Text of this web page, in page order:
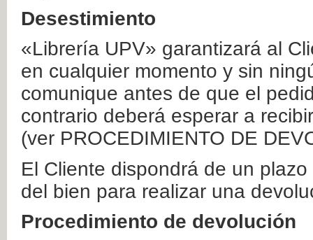
Desestimiento
«Librería UPV» garantizará al
en cualquier momento y sin
comunique antes de que el
contrario deberá esperar a
(ver PROCEDIMIENTO DE
El Cliente dispondrá de un
del bien para realizar una
Procedimiento de devolución